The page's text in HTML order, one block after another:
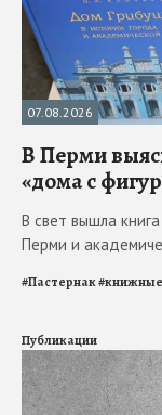
07.08.2026
В Перми
«дома с
В свет вышла
Перми и
#Пастернак#
Публикации